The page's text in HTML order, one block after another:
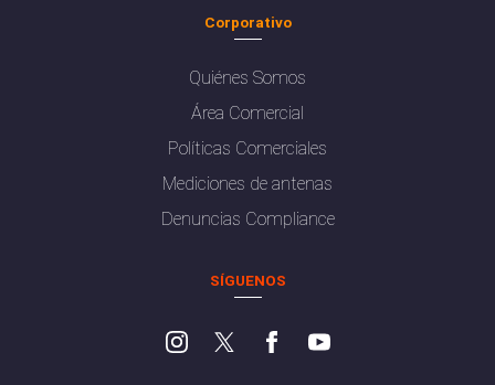
Corporativo
Quiénes Somos
Área Comercial
Políticas Comerciales
Mediciones de antenas
Denuncias Compliance
SÍGUENOS